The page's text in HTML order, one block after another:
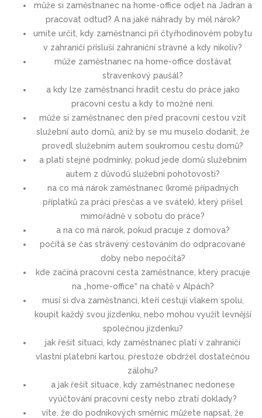
může si zaměstnanec na home-office odjet na Jadran a
pracovat odtud? A na jaké náhrady by měl nárok?
umíte určit, kdy zaměstnanci při čtyřhodinovém pobytu
v zahraničí přísluší zahraniční stravné a kdy nikoliv?
může zaměstnanec na home-office dostávat
stravenkový paušál?
a kdy lze zaměstnanci hradit cestu do práce jako
pracovní cestu a kdy to možné není.
může si zaměstnanec den před pracovní cestou vzít
služební auto domů, aniž by se mu muselo dodanit, že
provedl služebním autem soukromou cestu domů?
a platí stejné podmínky, pokud jede domů služebním
autem z důvodů služební pohotovosti?
na co má nárok zaměstnanec (kromě případných
příplatků za práci přesčas a ve svátek), který přišel
mimořádně v sobotu do práce?
a na co má nárok, pokud pracuje z domova?
počítá se čas strávený cestováním do odpracované
doby nebo nepočítá?
kde začíná pracovní cesta zaměstnance, který pracuje
na „home-office“ na chatě v Alpách?
musí si dva zaměstnanci, kteří cestují vlakem spolu,
koupit každý svou jízdenku, nebo mohou využít levnější
společnou jízdenku?
jak řešit situaci, kdy zaměstnanec platí v zahraničí
vlastní platební kartou, přestože obdržel dostatečnou
zálohu?
a jak řešit situace, kdy zaměstnanec nedonese
vyúčtování pracovní cesty nebo ztratí doklady?
víte, že do podnikových směrnic můžete napsat, že